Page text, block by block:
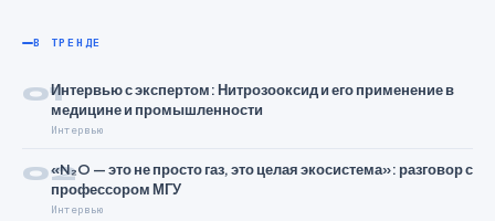
В ТРЕНДЕ
01Интервью с экспертом: Нитрозооксид и его применение в
медицине и промышленности
Интервью
02«N₂O — это не просто газ, это целая экосистема»: разговор с
профессором МГУ
Интервью